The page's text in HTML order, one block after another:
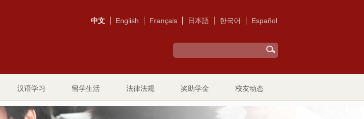
中文 English Français 日本語 한국어 Español
汉语学习 留学生活 法律法规 奖助学金 校友动态